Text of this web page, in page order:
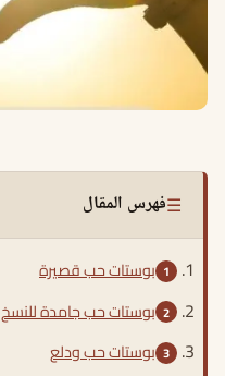
☰فهرس المقال
بوستات حب قصيرة
بوستات حب جامدة للنسخ
بوستات حب ودلع